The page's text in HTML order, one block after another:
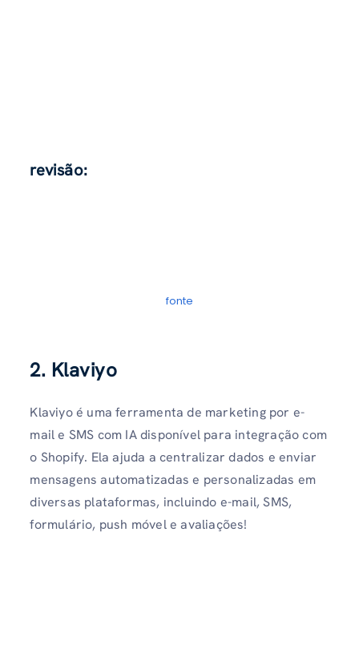
revisão:
fonte
2. Klaviyo
Klaviyo é uma ferramenta de marketing por e-
mail e SMS com IA disponível para integração com
o Shopify. Ela ajuda a centralizar dados e enviar
mensagens automatizadas e personalizadas em
diversas plataformas, incluindo e-mail, SMS,
formulário, push móvel e avaliações!